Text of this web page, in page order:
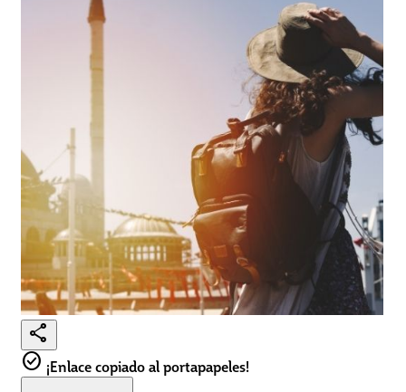
share
check_circle ¡Enlace copiado al portapapeles!